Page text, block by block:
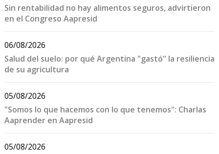
Sin rentabilidad no hay alimentos seguros, advirtieron
en el Congreso Aapresid
06/08/2026
Salud del suelo: por qué Argentina "gastó" la resiliencia
de su agricultura
05/08/2026
"Somos lo que hacemos con lo que tenemos": Charlas
Aaprender en Aapresid
05/08/2026